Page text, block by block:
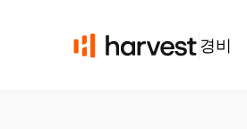
경비